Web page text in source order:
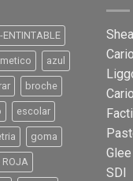
ENTINTABLE
azul
broche
escolar
goma
ROJA
SDI